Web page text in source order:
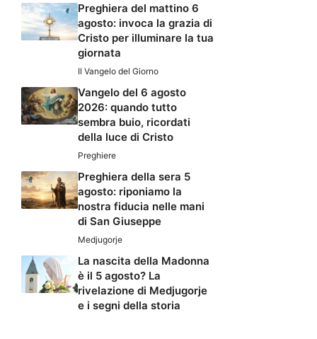
Preghiera del mattino 6
agosto: invoca la grazia di
Cristo per illuminare la tua
giornata
Il Vangelo del Giorno
Vangelo del 6 agosto
2026: quando tutto
sembra buio, ricordati
della luce di Cristo
Preghiere
Preghiera della sera 5
agosto: riponiamo la
nostra fiducia nelle mani
di San Giuseppe
Medjugorje
La nascita della Madonna
è il 5 agosto? La
rivelazione di Medjugorje
e i segni della storia